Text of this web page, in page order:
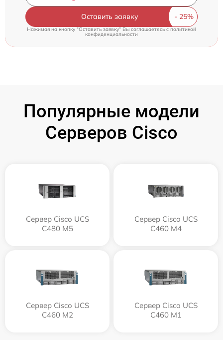
Оставить заявку
Нажимая на кнопку "Оставить заявку" Вы соглашаетесь cполитикой
конфиденциальности
Популярные модели
Серверов Cisco
Сервер Cisco UCS
C480 M5
Сервер Cisco UCS
C460 M4
Сервер Cisco UCS
C460 M2
Сервер Cisco UCS
C460 M1